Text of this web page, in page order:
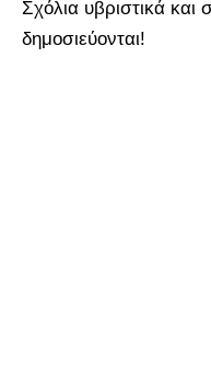
Σχόλια υβριστικά και
δημοσιεύονται!